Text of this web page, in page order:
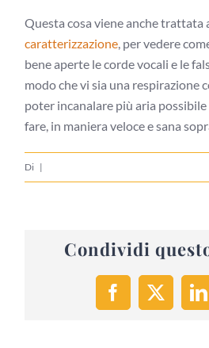
Questa cosa viene anche trattata
caratterizzazione , per vedere
bene aperte le corde vocali e le
modo che vi sia una respirazione
poter incanalare più aria
fare, in maniera veloce e sana
Di |
Condividi
Facebook
X